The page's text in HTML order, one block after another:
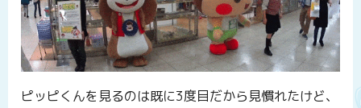
ピッピくんを見るのは既に3度目だから見慣れたけど、